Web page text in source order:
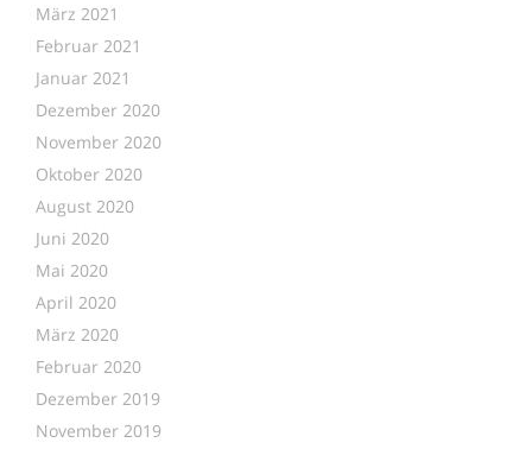
März 2021
Februar 2021
Januar 2021
Dezember 2020
November 2020
Oktober 2020
August 2020
Juni 2020
Mai 2020
April 2020
März 2020
Februar 2020
Dezember 2019
November 2019